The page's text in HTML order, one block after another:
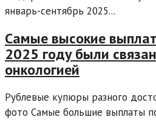
январь-сентябрь 2025...
Самые высокие
2025 году были
онкологией
Рублевые купюры разного
фото Самые большие выплаты